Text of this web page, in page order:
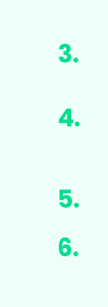
3.
4.
5.
6.